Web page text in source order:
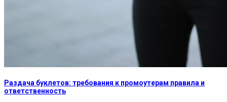
Раздача буклетов: требования к промоутерам правила и
ответственность